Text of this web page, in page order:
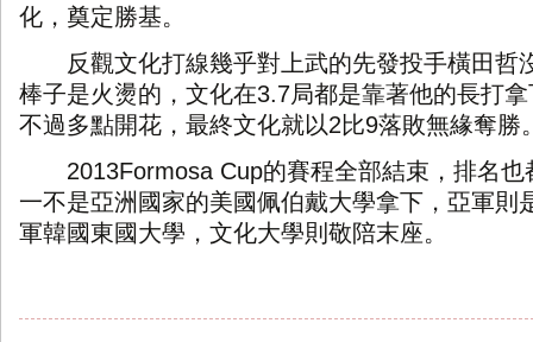
化，奠定勝基。
反觀文化打線幾乎對上武的先發投手橫田哲
棒子是火燙的，文化在3.7局都是靠著他的長打
不過多點開花，最終文化就以2比9落敗無緣奪勝
2013Formosa Cup的賽程全部結束，排名
一不是亞洲國家的美國佩伯戴大學拿下，亞軍則
軍韓國東國大學，文化大學則敬陪末座。